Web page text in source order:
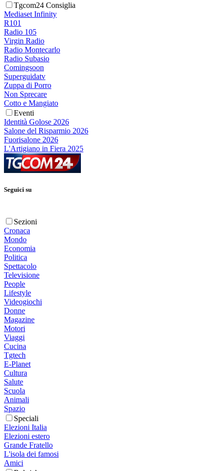
Tgcom24 Consiglia
Mediaset Infinity
R101
Radio 105
Virgin Radio
Radio Montecarlo
Radio Subasio
Comingsoon
Superguidatv
Zuppa di Porro
Non Sprecare
Cotto e Mangiato
Eventi
Identità Golose 2026
Salone del Risparmio 2026
Fuorisalone 2026
L'Artigiano in Fiera 2025
Seguici su
Sezioni
Cronaca
Mondo
Economia
Politica
Spettacolo
Televisione
People
Lifestyle
Videogiochi
Donne
Magazine
Motori
Viaggi
Cucina
Tgtech
E-Planet
Cultura
Salute
Scuola
Animali
Spazio
Speciali
Elezioni Italia
Elezioni estero
Grande Fratello
L'isola dei famosi
Amici